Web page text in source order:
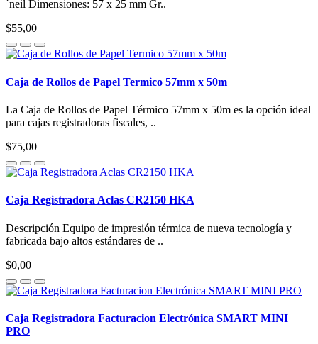
´neil Dimensiones: 57 x 25 mm Gr..
$55,00
Caja de Rollos de Papel Termico 57mm x 50m
La Caja de Rollos de Papel Térmico 57mm x 50m es la opción ideal
para cajas registradoras fiscales, ..
$75,00
Caja Registradora Aclas CR2150 HKA
Descripción Equipo de impresión térmica de nueva tecnología y
fabricada bajo altos estándares de ..
$0,00
Caja Registradora Facturacion Electrónica SMART MINI
PRO